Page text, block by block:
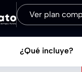
Ver plan
¿Qué incluye?